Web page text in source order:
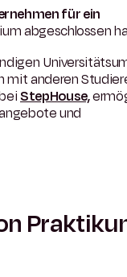
für ein
abgeschlossen
mit anderen
StepHouse,
und